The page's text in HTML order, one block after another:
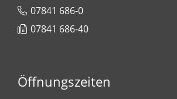
07841 686-0
07841 686-40
Leaflet| Map data ©
Öffnungszeiten